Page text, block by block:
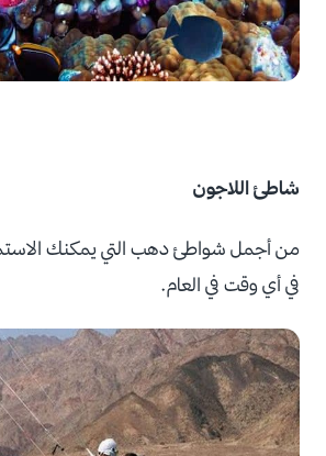
شاطئ اللاجون
من أجمل شواطئ دهب التي يمكنك
في أي وقت في العام.